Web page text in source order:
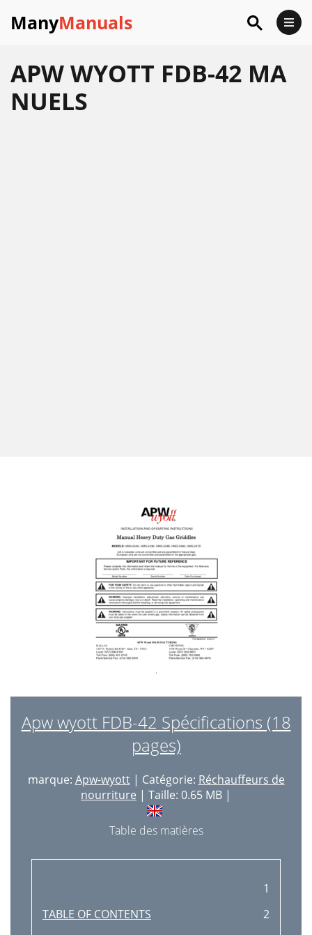
ManyManuals
APW WYOTT FDB-42 MA
NUELS
Apw wyott FDB-42 Spécifications (18
pages)
marque: Apw-wyott| Catégorie: Réchauffeurs de
nourriture | Taille: 0.65 MB |
Table des matières
1
TABLE OF CONTENTS
2